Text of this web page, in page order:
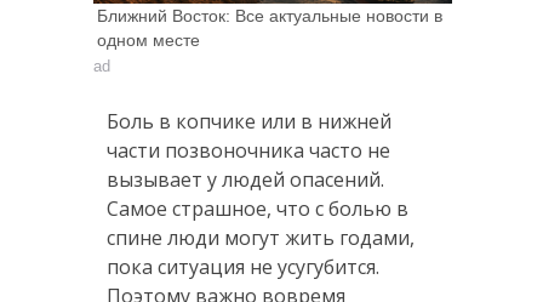
Ближний Восток: Все актуальные новости в
одном месте
ad
Боль в копчике или в нижней
части позвоночника часто не
вызывает у людей опасений.
Самое страшное, что с болью в
спине люди могут жить годами,
пока ситуация не усугубится.
Поэтому важно вовремя